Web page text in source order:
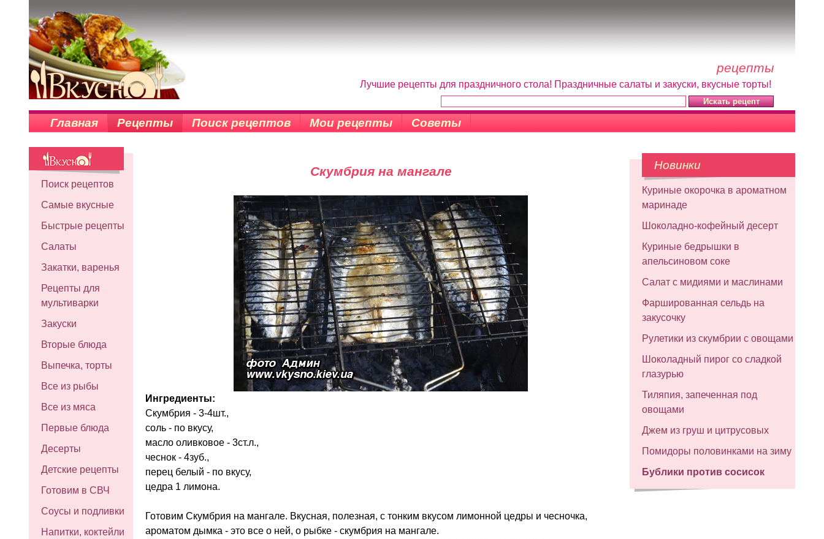
рецепты
Лучшие рецепты для праздничного стола! Праздничные салаты и закуски, вкусные торты!
Главная Рецепты Поиск рецептов Мои рецепты Советы
Поиск рецептов
Самые вкусные
Быстрые рецепты
Салаты
Закатки, варенья
Рецепты для
мультиварки
Закуски
Вторые блюда
Выпечка, торты
Все из рыбы
Все из мяса
Первые блюда
Десерты
Детские рецепты
Готовим в СВЧ
Соусы и подливки
Напитки, коктейли
Скумбрия на мангале
Ингредиенты:
Скумбрия - 3-4шт.,
соль - по вкусу,
масло оливковое - 3ст.л.,
чеснок - 4зуб.,
перец белый - по вкусу,
цедра 1 лимона.
Готовим Скумбрия на мангале. Вкусная, полезная, с тонким вкусом лимонной цедры и чесночка,
ароматом дымка - это все о ней, о рыбке - скумбрия на мангале.
Новинки
Куриные окорочка в ароматном
маринаде
Шоколадно-кофейный десерт
Куриные бедрышки в
апельсиновом соке
Салат с мидиями и маслинами
Фаршированная сельдь на
закусочку
Рулетики из скумбрии с овощами
Шоколадный пирог со сладкой
глазурью
Тиляпия, запеченная под
овощами
Джем из груш и цитрусовых
Помидоры половинками на зиму
Бублики против сосисок